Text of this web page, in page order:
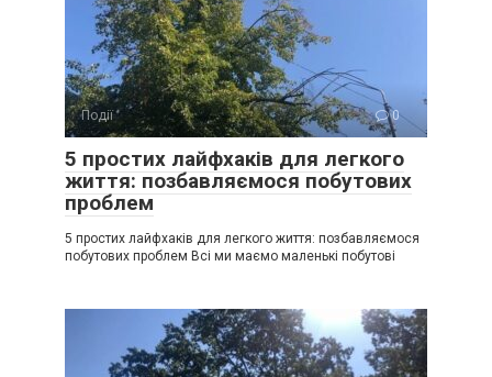
Події 0
5 простих лайфхаків для легкого
життя: позбавляємося побутових
проблем
5 простих лайфхаків для легкого життя: позбавляємося
побутових проблем Всі ми маємо маленькі побутові